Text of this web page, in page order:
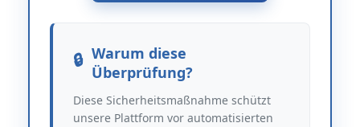
Warum diese
Überprüfung?
Diese Sicherheitsmaßnahme schützt
unsere Plattform vor automatisierten